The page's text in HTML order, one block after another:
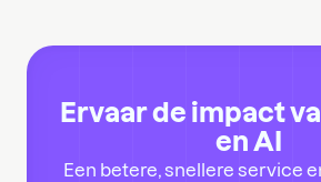
Ervaar de impact
en AI
Een betere, snellere service